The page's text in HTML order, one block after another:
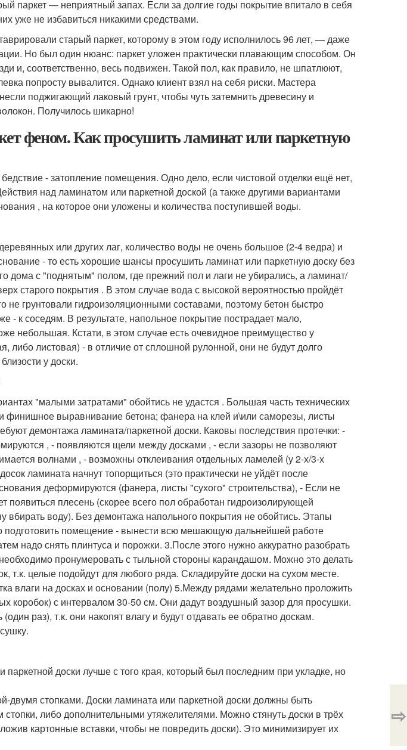
паркет — неприятный запах. Если за долгие годы покрытие впитало в себя
уже не избавиться никакими средствами.
старый паркет, которому в этом году исполнилось 96 лет, — даже
Но был один нюанс: паркет уложен практически плавающим способом. Он
и, соответственно, весь подвижен. Такой пол, как правило, не шпатлюют,
попросту вывалится. Однако клиент взял на себя риски. Мастера
поджигающий лаковый грунт, чтобы чуть затемнить древесину и
Получилось шикарно!
феном. Как просушить ламинат или паркетную
- затопление помещения. Одно дело, если чистовой отделки ещё нет,
над ламинатом или паркетной доской (а также другими вариантами
, на которое они уложены и количества поступившей воды.
или других лаг, количество воды не очень большое (2-4 ведра) и
- то есть хорошие шансы просушить ламинат или паркетную доску без
дома с "поднятым" полом, где прежний пол и лаги не убирались, а ламинат/
старого покрытия . В этом случае вода с высокой вероятностью пройдёт
не грунтовали гидроизоляционными составами, поэтому бетон быстро
- к соседям. В результате, напольное покрытие пострадает мало,
небольшая. Кстати, в этом случае есть очевидное преимущество у
либо листовая) - в отличие от сплошной рулонной, они не будут долго
у доски.
"малыми затратами" обойтись не удастся . Большая часть технических
финишное выравнивание бетона; фанера на клей и\или саморезы, листы
демонтажа ламината/паркетной доски. Каковы последствия протечки: -
, - появляются щели между досками , - если зазоры не позволяют
волнами , - возможны отклеивания отдельных ламелей (у 2-х/3-х
ламината начнут топорщиться (это практически не уйдёт после
деформируются (фанера, листы "сухого" строительства), - Если не
появиться плесень (скорее всего пол обработан гидроизолирующей
вбирать воду). Без демонтажа напольного покрытия не обойтись. Этапы
подготовить помещение - вынести всю мешающую дальнейшей работе
надо снять плинтуса и порожки. 3.После этого нужно аккуратно разобрать
пронумеровать с тыльной стороны карандашом. Можно это делать
т.к. целые подойдут для любого ряда. Складируйте доски на сухом месте.
влаги на досках и основании (полу) 5.Между рядами желательно проложить
коробок) с интервалом 30-50 см. Они дадут воздушный зазор для просушки.
раз), т.к. они накопят влагу и будут отдавать ее обратно доскам.
паркетной доски лучше с того края, который был последним при укладке, но
двумя стопками. Доски ламината или паркетной доски должны быть
либо дополнительными утяжелителями. Можно стянуть доски в трёх
картонные вставки, чтобы не повредить доски). Это минимизирует их
⇨